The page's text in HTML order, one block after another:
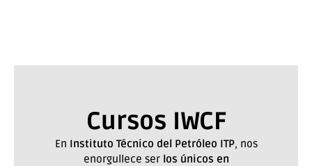
Cursos IWCF
En Instituto Técnico del Petróleo ITP, nos
enorgullece ser los únicos en